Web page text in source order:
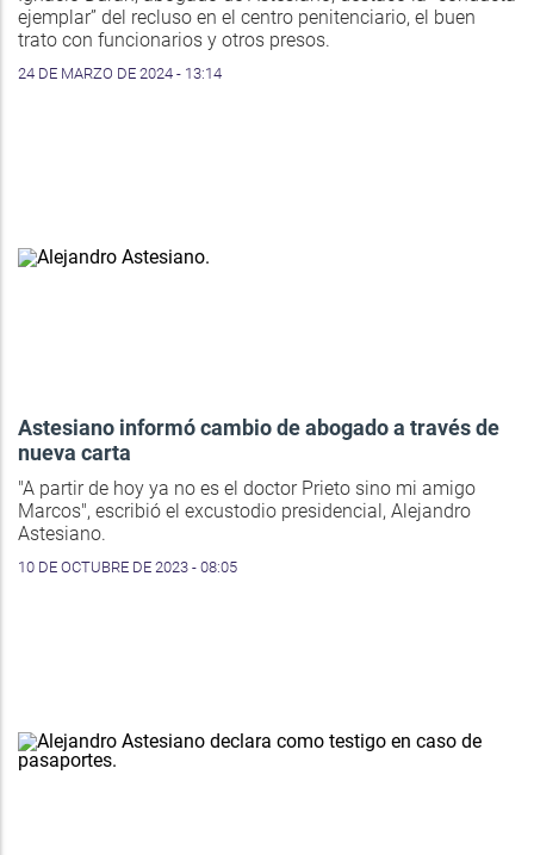
ejemplar” del recluso en el centro penitenciario, el buen
trato con funcionarios y otros presos.
24 DE MARZO DE 2024 - 13:14
Astesiano informó cambio de abogado a través de
nueva carta
"A partir de hoy ya no es el doctor Prieto sino mi amigo
Marcos", escribió el excustodio presidencial, Alejandro
Astesiano.
10 DE OCTUBRE DE 2023 - 08:05